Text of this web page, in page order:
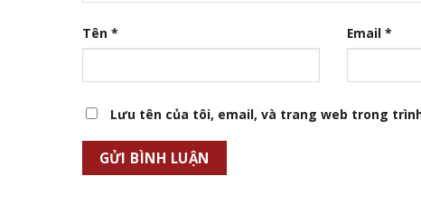
Tên * Email *
Lưu tên của tôi, email, và trang web trong